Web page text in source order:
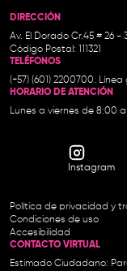
DIRECCIÓN
Av. El Dorado Cr.45 # 26 -
Código Postal: 111321
TELÉFONOS
(+57) (601) 2200700.
HORARIO DE ATENCIÓN
Lunes a viernes de 8:00
Instagram
Política de privacidad y
Condiciones de uso
Accesibilidad
CONTACTO VIRTUAL
Estimado Ciudadano: